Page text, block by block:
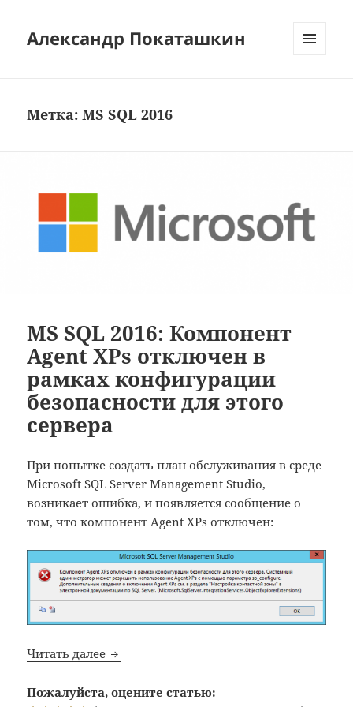
Александр Покаташкин
Метка:MS SQL 2016
MS SQL 2016: Компонент
Agent XPs отключен в
рамках конфигурации
безопасности для этого
сервера
При попытке создать план обслуживания в среде
Microsoft SQL Server Management Studio,
возникает ошибка, и появляется сообщение о
том, что компонент Agent XPs отключен:
Читать далее MS SQL 2016: Компонент Agent XPs
Пожалуйста, оцените статью: